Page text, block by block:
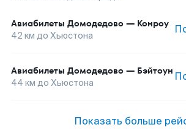
Авиабилеты Домодедово — Конроу
42 км до Хьюстона
Авиабилеты Домодедово — Бэйтоун
44 км до Хьюстона
Показать больше